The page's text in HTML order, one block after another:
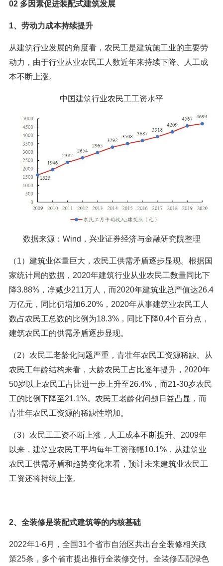
02 多因素促进装配式建筑发展
1、劳动力成本持续提升
从建筑行业发展的角度看，农民工是建筑施工业的主要劳
动力，由于行业从业农民工人数近年来持续下降、人工成
本不断上涨。
中国建筑行业农民工工资水平
数据来源：Wind，兴业证券经济与金融研究院整理
（1）建筑业体量巨大，农民工供需矛盾逐步显现。根据国
家统计局的数据，2020年建筑行业从业农民工数量同比下
降3.88%，净减少211万人，而2020年建筑业总产值达26.4
万亿元，同比仍增加6.20%，2020年从事建筑业农民工人
数占农民工总数的比例为18.3%，同比下降0.4个百分点，
建筑农民工的供需矛盾逐步显现。
（2）农民工老龄化问题严重，青壮年农民工资源稀缺。从
农民工年龄结构来看，大龄农民工占比逐年提升，2020年
50岁以上农民工占比进一步上升至26.4%，而21-30岁农民
工的比例下降至21.1%。农民工老龄化问题日益凸显，而
青壮年农民工资源的稀缺性增加。
（3）农民工工资不断上涨，人工成本不断提升。2009年
以来，建筑业农民工平均每年工资涨幅10.1%，从建筑业
农民工供需矛盾和趋势变化来看，预计未来建筑业农民工
工资还将持续上涨。
2、全装修是装配式建筑等的内核基础
2022年1-6月，全国31个省市自治区共出台全装修相关政
策25条，多个省市提出推行全装修交付。全装修匹配绿色